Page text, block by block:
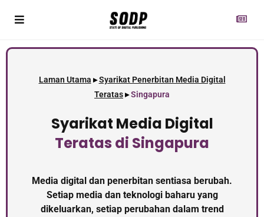
Laman Utama ▸Syarikat Penerbitan Media Digital
Teratas▸Singapura
Syarikat Media Digital
Teratas di Singapura
Media digital dan penerbitan sentiasa berubah.
Setiap media dan teknologi baharu yang
dikeluarkan, setiap perubahan dalam trend